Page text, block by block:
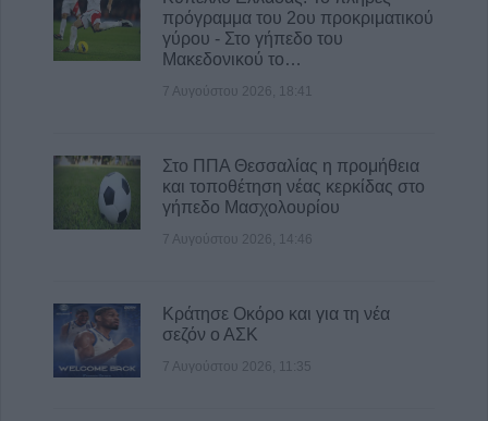
Υψηλός κίνδυνος πυρκαγιάς την Κυριακή
(9/8) σε μεγάλο τμήμα του ν. Καρδίτσας και
της υπόλοιπης Θεσσαλίας
8 Αυγούστου 2026, 22:58
Αλεξανδρούπολης
8 Αυγούστου 2026, 21:54
πρόγραμμα του 2ου προκριματικού
γύρου - Στο γήπεδο του
Μακεδονικού το…
7 Αυγούστου 2026, 18:41
Στο ΠΠΑ Θεσσαλίας η προμήθεια
και τοποθέτηση νέας κερκίδας στο
γήπεδο Μασχολουρίου
7 Αυγούστου 2026, 14:46
Κράτησε Οκόρο και για τη νέα
σεζόν ο ΑΣΚ
7 Αυγούστου 2026, 11:35